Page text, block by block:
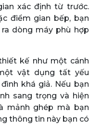
xác định từ trước.
điểm gian bếp, bạn
dòng máy phù hợp
kế như một cánh
vật dụng tất yếu
khá giả. Nếu bạn
sang trọng và hiện
mảnh ghép mà bạn
thông tin này bạn có